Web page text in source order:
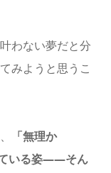
わない夢だと分
みようと思うこ
「無理か
いる姿――そん